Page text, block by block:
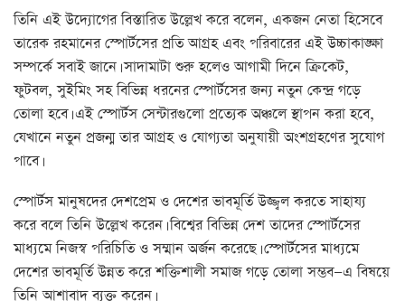
তিনি এই উদ্যোগের বিস্তারিত উল্লেখ করে বলেন, একজন নেতা হিসেবে
তারেক রহমানের স্পোর্টসের প্রতি আগ্রহ এবং পরিবারের এই উচ্চাকাঙ্ক্ষা
সম্পর্কে সবাই জানে। সাদামাটা শুরু হলেও আগামী দিনে ক্রিকেট,
ফুটবল, সুইমিং সহ বিভিন্ন ধরনের স্পোর্টসের জন্য নতুন কেন্দ্র গড়ে
তোলা হবে। এই স্পোর্টস সেন্টারগুলো প্রত্যেক অঞ্চলে স্থাপন করা হবে,
যেখানে নতুন প্রজন্ম তার আগ্রহ ও যোগ্যতা অনুযায়ী অংশগ্রহণের সুযোগ
পাবে।
স্পোর্টস মানুষদের দেশপ্রেম ও দেশের ভাবমূর্তি উজ্জ্বল করতে সাহায্য
করে বলে তিনি উল্লেখ করেন। বিশ্বের বিভিন্ন দেশ তাদের স্পোর্টসের
মাধ্যমে নিজস্ব পরিচিতি ও সম্মান অর্জন করেছে। স্পোর্টসের মাধ্যমে
দেশের ভাবমূর্তি উন্নত করে শক্তিশালী সমাজ গড়ে তোলা সম্ভব—এ বিষয়ে
তিনি আশাবাদ ব্যক্ত করেন।